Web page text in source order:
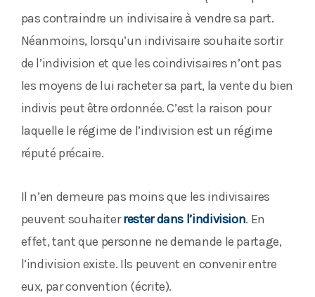
pas contraindre un indivisaire à vendre sa part.
Néanmoins, lorsqu’un indivisaire souhaite sortir
de l’indivision et que les coindivisaires n’ont pas
les moyens de lui racheter sa part, la vente du bien
indivis peut être ordonnée. C’est la raison pour
laquelle le régime de l’indivision est un régime
réputé précaire.
Il n’en demeure pas moins que les indivisaires
peuvent souhaiterrester dans l’indivision. En
effet, tant que personne ne demande le partage,
l’indivision existe. Ils peuvent en convenir entre
eux, par convention (écrite).